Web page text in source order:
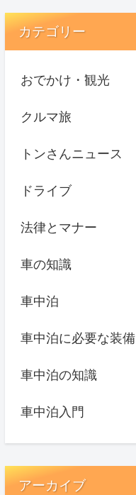
カテゴリー
おでかけ・観光
クルマ旅
トンさんニュース
ドライブ
法律とマナー
車の知識
車中泊
車中泊に必要な装備
車中泊の知識
車中泊入門
アーカイブ